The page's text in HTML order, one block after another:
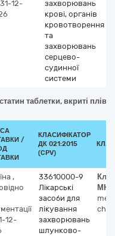
12-
захворювань
крові, органів
кровотворення
та
захворювань
серцево-
судинної
системи
таблетки, вкриті
/
КЛАСИФІКАТОР
ДК 021:2015
(CPV)
,
12-
33610000-9
Лікарські
засоби для
лікування
захворювань
шлунково-
МНН